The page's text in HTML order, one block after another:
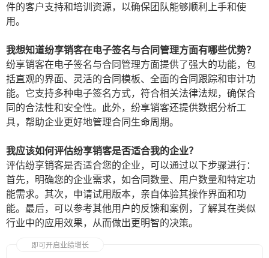
件的客户支持和培训资源，以确保团队能够顺利上手和使
用。
我想知道纷享销客在电子签名与合同管理方面有哪些优势？
纷享销客在电子签名与合同管理方面提供了强大的功能，包
括直观的界面、灵活的合同模板、全面的合同跟踪和审计功
能。它支持多种电子签名方式，符合相关法律法规，确保合
同的合法性和安全性。此外，纷享销客还提供数据分析工
具，帮助企业更好地管理合同生命周期。
我应该如何评估纷享销客是否适合我的企业？
评估纷享销客是否适合您的企业，可以通过以下步骤进行：
首先，明确您的企业需求，如合同数量、用户数量和特定功
能需求。其次，申请试用版本，亲自体验其操作界面和功
能。最后，可以参考其他用户的反馈和案例，了解其在类似
行业中的应用效果，从而做出更明智的决策。
即可开启业绩增长